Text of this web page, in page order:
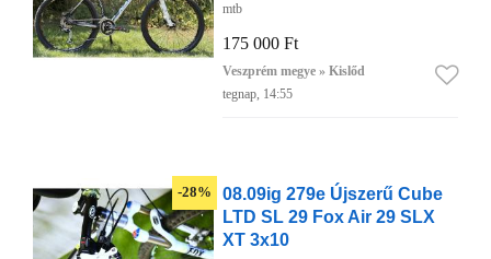
mtb
175 000 Ft
Veszprém megye » Kislőd
tegnap, 14:55
-28%
08.09ig 279e Újszerű Cube
LTD SL 29 Fox Air 29 SLX
XT 3x10